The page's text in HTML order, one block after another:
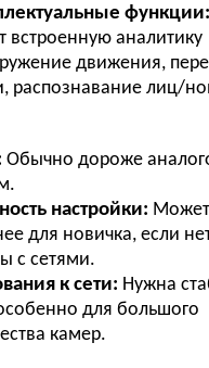
функции:
встроенную аналитику
движения,
распознавание лиц/
Обычно дороже
настройки: Может
для новичка, если
с сетями.
к сети: Нужна
для большого
камер.